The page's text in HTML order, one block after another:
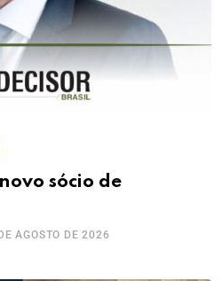
sócio de
AGOSTO DE 2026